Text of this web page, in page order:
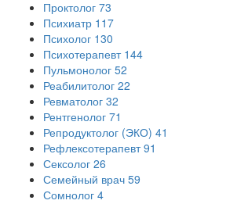
Проктолог 73
Психиатр 117
Психолог 130
Психотерапевт 144
Пульмонолог 52
Реабилитолог 22
Ревматолог 32
Рентгенолог 71
Репродуктолог (ЭКО) 41
Рефлексотерапевт 91
Сексолог 26
Семейный врач 59
Сомнолог 4